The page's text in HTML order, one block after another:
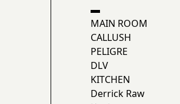
▬
MAIN ROOM
CALLUSH
PELIGRE
DLV
KITCHEN
Derrick Raw